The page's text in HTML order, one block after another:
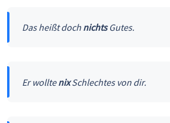
Das heißt dochnichtsGutes.
Er wolltenixSchlechtes von dir.